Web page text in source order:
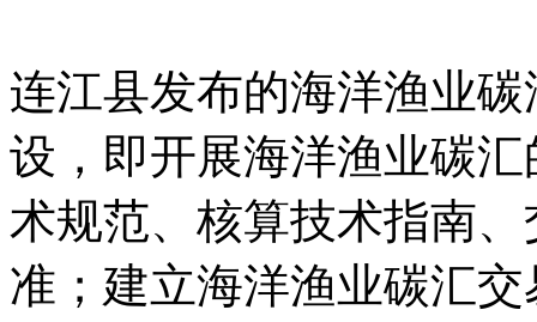
连江县发布的海洋渔业碳
设，即开展海洋渔业碳
术规范、核算技术指南
准；建立海洋渔业碳汇交